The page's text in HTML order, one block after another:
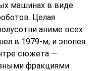
машинах в виде
Целая
аниме всех
в 1979-м, и эпопея
сюжета —
фракциями